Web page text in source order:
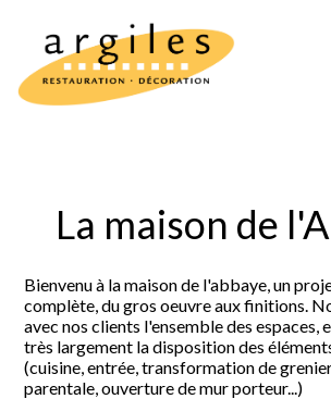
contenu
principal
La maison de
Bienvenu à la maison de l'abbaye, un
complète, du gros oeuvre aux finitions.
avec nos clients l'ensemble des espaces,
très largement la disposition des
(cuisine, entrée, transformation de
parentale, ouverture de mur porteur...)